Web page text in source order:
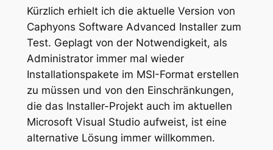
Kürzlich erhielt ich die aktuelle Version von
Caphyons Software Advanced Installer zum
Test. Geplagt von der Notwendigkeit, als
Administrator immer mal wieder
Installationspakete im MSI-Format erstellen
zu müssen und von den Einschränkungen,
die das Installer-Projekt auch im aktuellen
Microsoft Visual Studio aufweist, ist eine
alternative Lösung immer willkommen.